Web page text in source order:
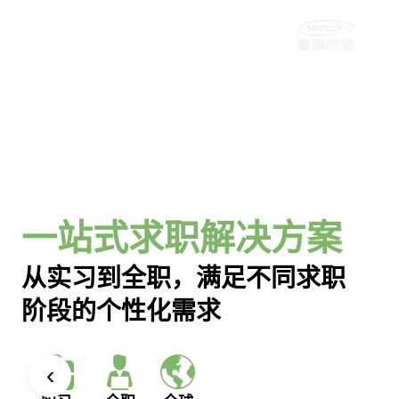
‹
让更多学生成功地跨越大学和职场间的鸿沟
11年+
留学生求职深耕
40,000+
95%
上岸成功率